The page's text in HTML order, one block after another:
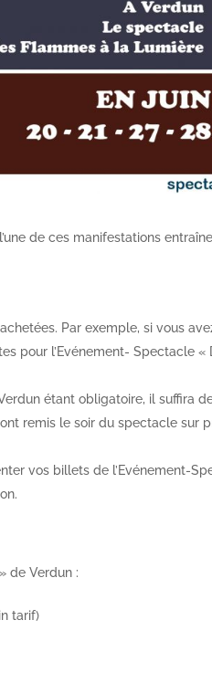
de ces manifestations
Par exemple, si vous
pour l’Evénement- Spectacle
étant obligatoire, il suffira
remis le soir du spectacle sur
vos billets de l’Evénement-
de Verdun :
tarif)